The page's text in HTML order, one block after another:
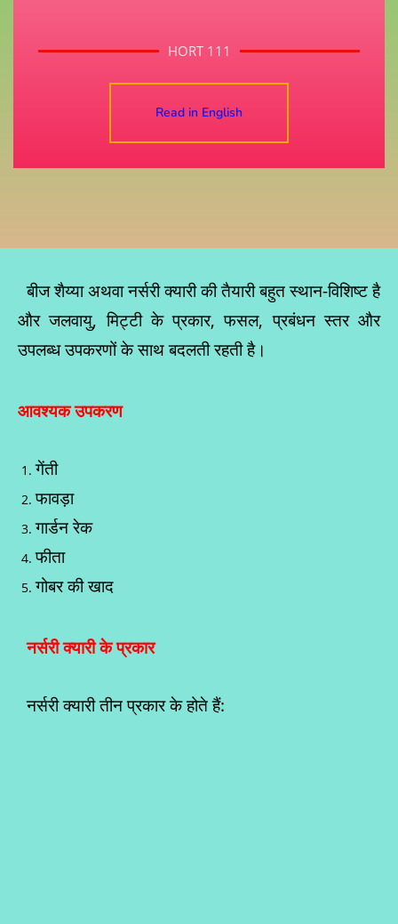
HORT 111
Read in English
बीज शैय्या अथवा नर्सरी क्यारी की तैयारी बहुत स्थान-विशिष्ट है
और जलवायु, मिट्टी के प्रकार, फसल, प्रबंधन स्तर और
उपलब्ध उपकरणों के साथ बदलती रहती है।
आवश्यक उपकरण
गेंती
फावड़ा
गार्डन रेक
फीता
गोबर की खाद
नर्सरी क्यारी के प्रकार
नर्सरी क्यारी तीन प्रकार के होते हैं: